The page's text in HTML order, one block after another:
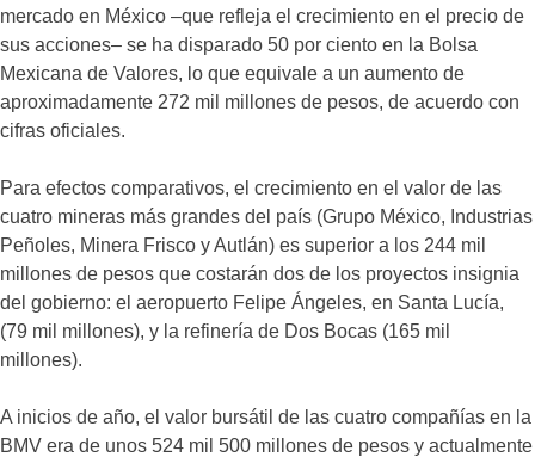
mercado en México –que refleja el crecimiento en el precio de
sus acciones– se ha disparado 50 por ciento en la Bolsa
Mexicana de Valores, lo que equivale a un aumento de
aproximadamente 272 mil millones de pesos, de acuerdo con
cifras oficiales.
Para efectos comparativos, el crecimiento en el valor de las
cuatro mineras más grandes del país (Grupo México, Industrias
Peñoles, Minera Frisco y Autlán) es superior a los 244 mil
millones de pesos que costarán dos de los proyectos insignia
del gobierno: el aeropuerto Felipe Ángeles, en Santa Lucía,
(79 mil millones), y la refinería de Dos Bocas (165 mil
millones).
A inicios de año, el valor bursátil de las cuatro compañías en la
BMV era de unos 524 mil 500 millones de pesos y actualmente